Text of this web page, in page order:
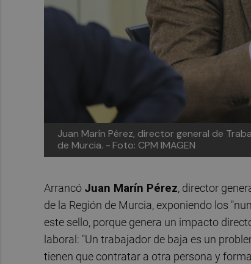
Juan Marín Pérez, director general de
de Murcia. -Foto: CPM IMAGEN
Arrancó Juan Marín Pérez, director
de la Región de Murcia, exponiendo los
este sello, porque genera un impacto
laboral: "Un trabajador de baja es un
tienen que contratar a otra persona y